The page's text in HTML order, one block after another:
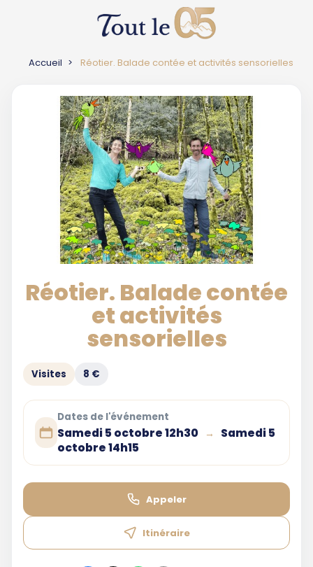
Accueil Réotier. Balade contée et activités sensorielles
Réotier. Balade contée
et activités
sensorielles
Visites 8 €
Dates de l'événement
Samedi 5 octobre 12h30 →
Samedi 5
octobre 14h15
Appeler
Itinéraire